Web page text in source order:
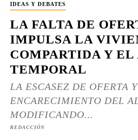
IDEAS Y DEBATES
LA FALTA DE
IMPULSA LA
COMPARTIDA Y
TEMPORAL
LA ESCASEZ DE OFERTA
ENCARECIMIENTO DEL
MODIFICANDO...
REDACCIÓN